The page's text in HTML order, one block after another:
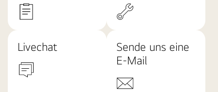
Livechat
Sende uns eine
E-Mail